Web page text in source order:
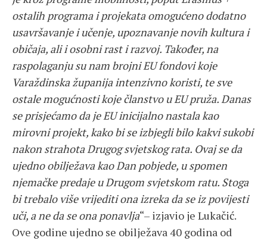
ostalih programa i projekata omogućeno dodatno
usavršavanje i učenje, upoznavanje novih kultura i
običaja, ali i osobni rast i razvoj. Također, na
raspolaganju su nam brojni EU fondovi koje
Varaždinska županija intenzivno koristi, te sve
ostale mogućnosti koje članstvo u EU pruža. Danas
se prisjećamo da je EU inicijalno nastala kao
mirovni projekt, kako bi se izbjegli bilo kakvi sukobi
nakon strahota Drugog svjetskog rata. Ovaj se da
ujedno obilježava kao Dan pobjede, u spomen
njemačke predaje u Drugom svjetskom ratu. Stoga
bi trebalo više vrijediti ona izreka da se iz povijesti
uči, a ne da se ona ponavlja“– izjavio je Lukačić.
Ove godine ujedno se obilježava 40 godina od